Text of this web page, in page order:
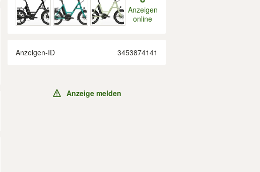
Anzeigen
online
Anzeigen-ID 3453874141
Anzeige melden